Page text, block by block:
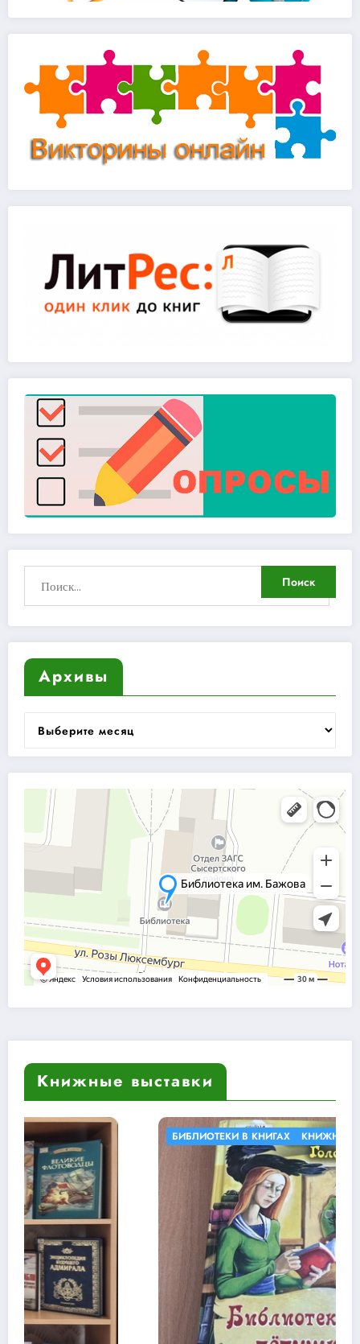
Архивы
Архивы
Книжные выставки
БИБЛИОТЕКИ В КНИГАХ КНИЖНЫЕ ВЫСТАВКИ